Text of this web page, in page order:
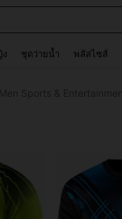
ชุดว่ายน้ำ พลัสไซส์